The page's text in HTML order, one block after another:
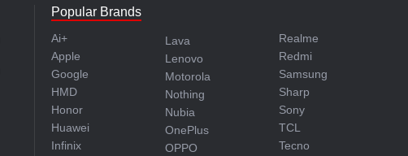
Popular Brands
Ai+
Apple
Google
HMD
Honor
Huawei
Infinix
Lava
Lenovo
Motorola
Nothing
Nubia
OnePlus
OPPO
Realme
Redmi
Samsung
Sharp
Sony
TCL
Tecno